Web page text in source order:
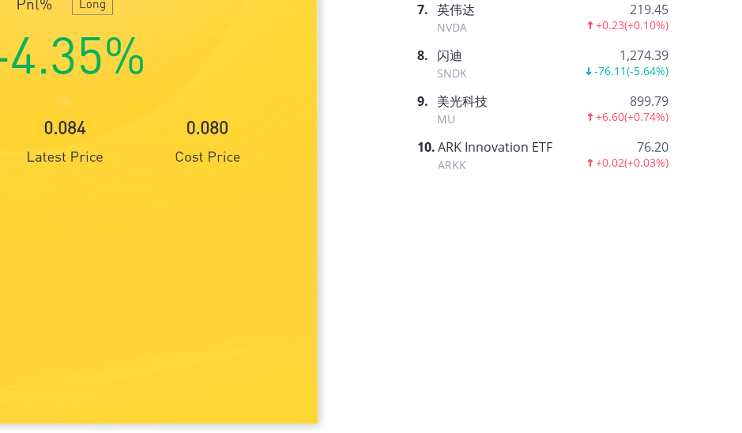
7. 英伟达
NVDA
219.45
+0.23(+0.10%)
8. 闪迪
SNDK
1,274.39
-76.11(-5.64%)
9. 美光科技
MU
899.79
+6.60(+0.74%)
10.ARK Innovation ETF
ARKK
76.20
+0.02(+0.03%)